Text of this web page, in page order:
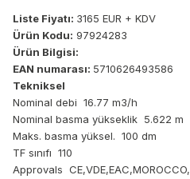
Liste Fiyatı: 3165 EUR + KDV
Ürün Kodu: 97924283
Ürün Bilgisi:
EAN numarası: 5710626493586
Tekniksel
Nominal debi 16.77 m3/h
Nominal basma yükseklik 5.622 m
Maks. basma yüksel. 100 dm
TF sınıfı 110
Approvals